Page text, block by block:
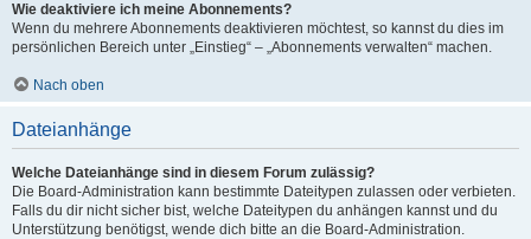
Wie deaktiviere ich meine Abonnements?
Wenn du mehrere Abonnements deaktivieren möchtest, so kannst du dies im
persönlichen Bereich unter „Einstieg“ – „Abonnements verwalten“ machen.
Nach oben
Dateianhänge
Welche Dateianhänge sind in diesem Forum zulässig?
Die Board-Administration kann bestimmte Dateitypen zulassen oder verbieten.
Falls du dir nicht sicher bist, welche Dateitypen du anhängen kannst und du
Unterstützung benötigst, wende dich bitte an die Board-Administration.